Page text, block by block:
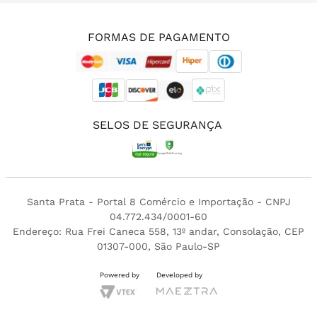
FORMAS DE PAGAMENTO
SELOS DE SEGURANÇA
Santa Prata - Portal 8 Comércio e Importação - CNPJ
04.772.434/0001-60
Endereço: Rua Frei Caneca 558, 13º andar, Consolação, CEP
01307-000, São Paulo-SP
Powered by Developed by